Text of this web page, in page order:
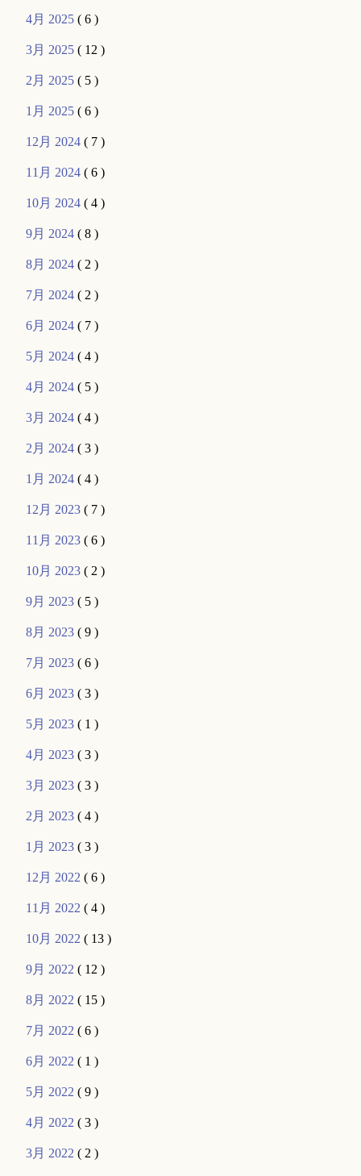
4月 2025( 6 )
3月 2025( 12 )
2月 2025( 5 )
1月 2025( 6 )
12月 2024( 7 )
11月 2024( 6 )
10月 2024( 4 )
9月 2024( 8 )
8月 2024( 2 )
7月 2024( 2 )
6月 2024( 7 )
5月 2024( 4 )
4月 2024( 5 )
3月 2024( 4 )
2月 2024( 3 )
1月 2024( 4 )
12月 2023( 7 )
11月 2023( 6 )
10月 2023( 2 )
9月 2023( 5 )
8月 2023( 9 )
7月 2023( 6 )
6月 2023( 3 )
5月 2023( 1 )
4月 2023( 3 )
3月 2023( 3 )
2月 2023( 4 )
1月 2023( 3 )
12月 2022( 6 )
11月 2022( 4 )
10月 2022( 13 )
9月 2022( 12 )
8月 2022( 15 )
7月 2022( 6 )
6月 2022( 1 )
5月 2022( 9 )
4月 2022( 3 )
3月 2022( 2 )